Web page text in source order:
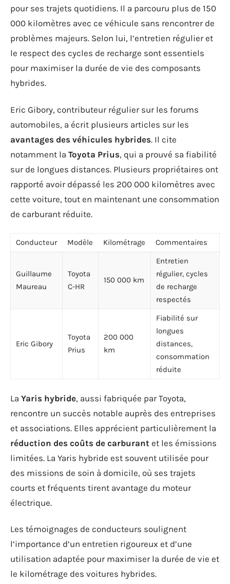
pour ses trajets quotidiens. Il a parcouru plus de 150
000 kilomètres avec ce véhicule sans rencontrer de
problèmes majeurs. Selon lui, l’entretien régulier et
le respect des cycles de recharge sont essentiels
pour maximiser la durée de vie des composants
hybrides.
Eric Gibory, contributeur régulier sur les forums
automobiles, a écrit plusieurs articles sur les
avantages des véhicules hybrides. Il cite
notamment la Toyota Prius, qui a prouvé sa fiabilité
sur de longues distances. Plusieurs propriétaires ont
rapporté avoir dépassé les 200 000 kilomètres avec
cette voiture, tout en maintenant une consommation
de carburant réduite.
Conducteur Modèle Kilométrage Commentaires
Guillaume
Maureau
Toyota
C-HR
150 000 km
Entretien
régulier, cycles
de recharge
respectés
Eric Gibory
Toyota
Prius
200 000
km
Fiabilité sur
longues
distances,
consommation
réduite
La Yaris hybride, aussi fabriquée par Toyota,
rencontre un succès notable auprès des entreprises
et associations. Elles apprécient particulièrement la
réduction des coûts de carburant et les émissions
limitées. La Yaris hybride est souvent utilisée pour
des missions de soin à domicile, où ses trajets
courts et fréquents tirent avantage du moteur
électrique.
Les témoignages de conducteurs soulignent
l’importance d’un entretien rigoureux et d’une
utilisation adaptée pour maximiser la durée de vie et
le kilométrage des voitures hybrides.